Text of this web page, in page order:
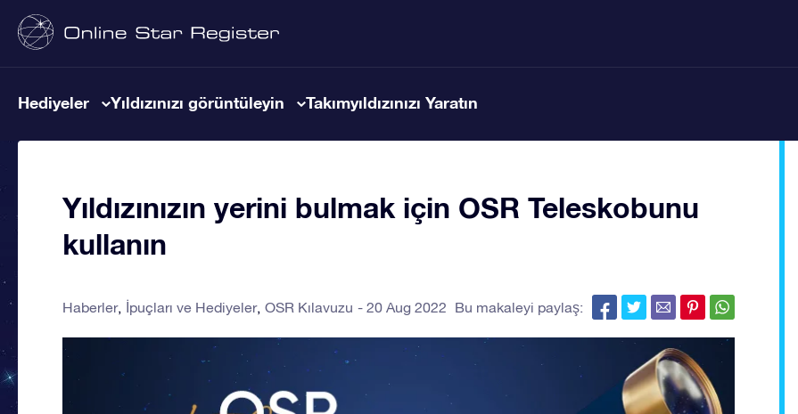
Hediyeler Yıldızınızı görüntüleyin Takımyıldızınızı Yaratın
Yıldızınızın yerini bulmak için OSR Teleskobunu
kullanın
Haberler İpuçları ve Hediyeler OSR Kılavuzu 20 Aug 2022 Bu makaleyi paylaş: